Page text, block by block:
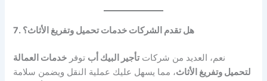
7. هل تقدم الشركات خدمات تحميل وتفريغ الأثاث؟
نعم، العديد من شركاتتأجير البيك أب توفر خدمات العمالة
لتحميل وتفريغ الأثاث، مما يسهل عليك عملية النقل ويضمن سلامة